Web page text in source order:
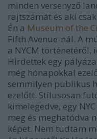
minden versenyző
rajtszámát és aki
Én a Museum of the
Fifth Avenue-nál. A
a NYCM történetéről,
Hirdettek egy
még hónapokkal
semmilyen publikus
ezelőtt. Stílusosan
kimelegedve, egy
meg és meghatódva
képet. Nem tudtam